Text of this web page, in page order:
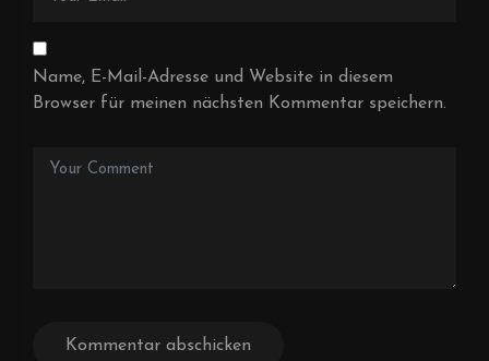
Name, E-Mail-Adresse und Website in diesem
Browser für meinen nächsten Kommentar speichern.